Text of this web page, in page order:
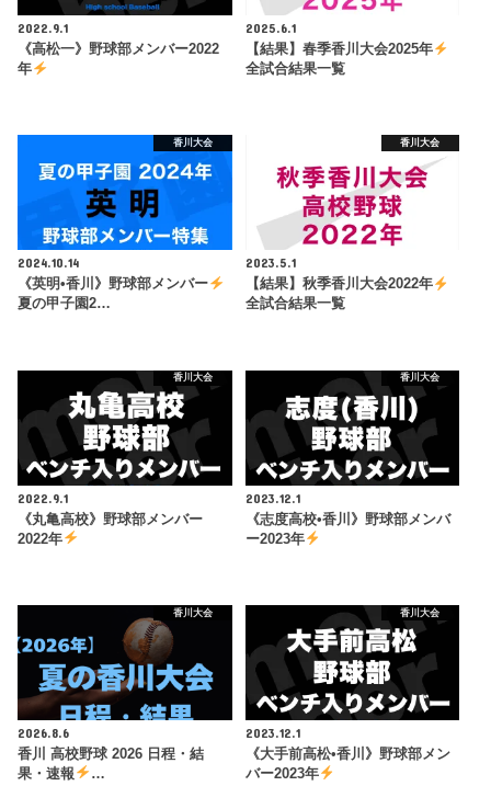
2022.9.1
《高松一》野球部メンバー2022
年
2025.6.1
【結果】春季香川大会2025年
全試合結果一覧
香川大会
2024.10.14
《英明•香川》野球部メンバー
夏の甲子園2…
香川大会
2023.5.1
【結果】秋季香川大会2022年
全試合結果一覧
香川大会
2022.9.1
《丸亀高校》野球部メンバー
2022年
香川大会
2023.12.1
《志度高校•香川》野球部メンバ
ー2023年
香川大会
2026.8.6
香川 高校野球 2026 日程・結
果・速報
…
香川大会
2023.12.1
《大手前高松•香川》野球部メン
バー2023年